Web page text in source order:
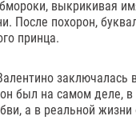
выкрикивая
После похорон,
принца.
заключалась
он был на самом деле,
а в реальной